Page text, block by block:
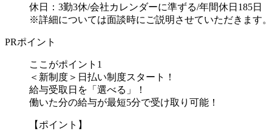
休日：3勤3休/会社カレンダーに準ずる/年間休日185日
※詳細については面談時にご説明させていただきます。
PRポイント
ここがポイント1
＜新制度＞日払い制度スタート！
給与受取日を「選べる」！
働いた分の給与が最短5分で受け取り可能！
【ポイント】